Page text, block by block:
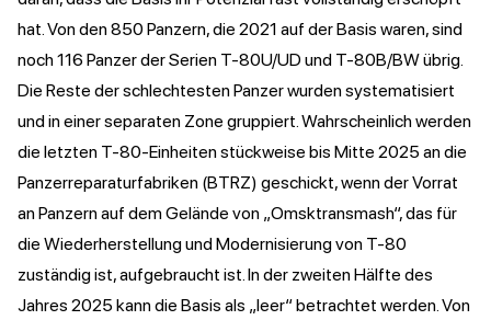
hat. Von den 850 Panzern, die 2021 auf der Basis waren, sind
noch 116 Panzer der Serien T-80U/UD und T-80B/BW übrig.
Die Reste der schlechtesten Panzer wurden systematisiert
und in einer separaten Zone gruppiert. Wahrscheinlich werden
die letzten T-80-Einheiten stückweise bis Mitte 2025 an die
Panzerreparaturfabriken (BTRZ) geschickt, wenn der Vorrat
an Panzern auf dem Gelände von „Omsktransmash“, das für
die Wiederherstellung und Modernisierung von T-80
zuständig ist, aufgebraucht ist. In der zweiten Hälfte des
Jahres 2025 kann die Basis als „leer“ betrachtet werden. Von